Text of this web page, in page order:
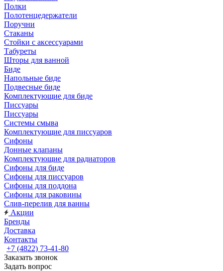
Полки
Полотенцедержатели
Поручни
Стаканы
Стойки с аксессуарами
Табуреты
Шторы для ванной
Биде
Напольные биде
Подвесные биде
Комплектующие для биде
Писсуары
Писсуары
Системы смыва
Комплектующие для писсуаров
Сифоны
Донные клапаны
Комплектующие для радиаторов
Сифоны для биде
Сифоны для писсуаров
Сифоны для поддона
Сифоны для раковины
Слив-перелив для ванны
Акции
Бренды
Доставка
Контакты
+7 (4822) 73-41-80
Заказать звонок
Задать вопрос